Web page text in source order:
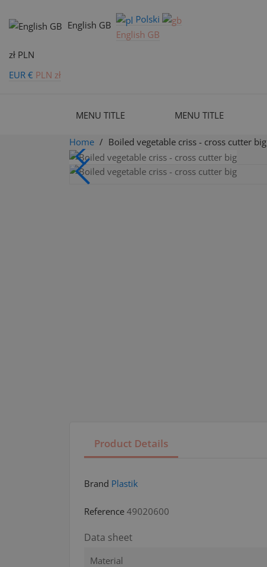
English GB
Polski
English GB
zł PLN
EUR € PLN zł
MENU TITLE MENU TITLE
Home
Boiled vegetable criss - cross cutter big
Product Details
Brand Plastik
Reference 49020600
Data sheet
Material